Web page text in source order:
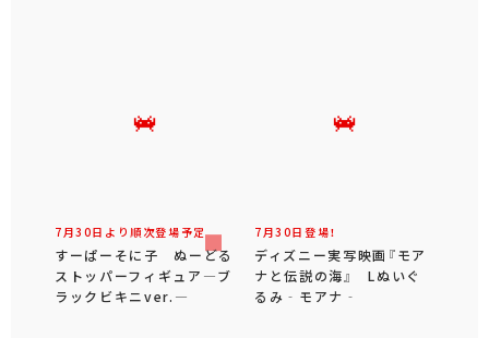
7月30日より順次登場予定
すーぱーそに子 ぬーどる
ストッパーフィギュア―ブ
ラックビキニver.―
7月30日登場！
ディズニー実写映画『モア
ナと伝説の海』 Lぬいぐ
るみ‐モアナ‐